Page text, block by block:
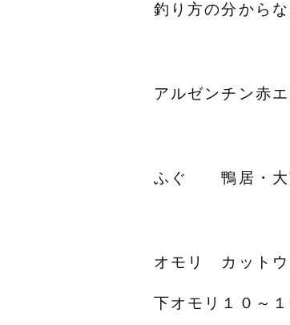
釣り方の分から
アルゼンチン赤
ふぐ 鴨居・
オモリ カットウ
下オモリ１０～